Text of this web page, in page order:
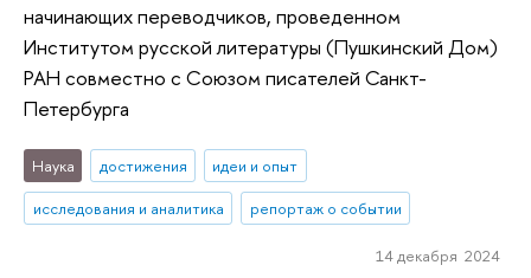
начинающих переводчиков, проведенном
Институтом русской литературы (Пушкинский Дом)
РАН совместно с Союзом писателей Санкт-
Петербурга
Наука достижения
идеи и опыт
исследования и аналитика
репортаж о событии
14 декабря 2024